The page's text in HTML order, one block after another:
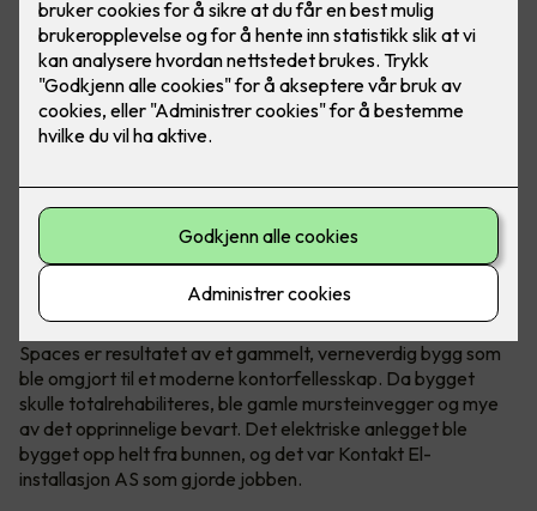
Verneverdig bygg omgjort til
kontorfellesskap
Spaces er resultatet av et gammelt, verneverdig bygg som
ble omgjort til et moderne kontorfellesskap. Da bygget
skulle totalrehabiliteres, ble gamle mursteinvegger og mye
av det opprinnelige bevart. Det elektriske anlegget ble
bygget opp helt fra bunnen, og det var Kontakt El-
installasjon AS som gjorde jobben.